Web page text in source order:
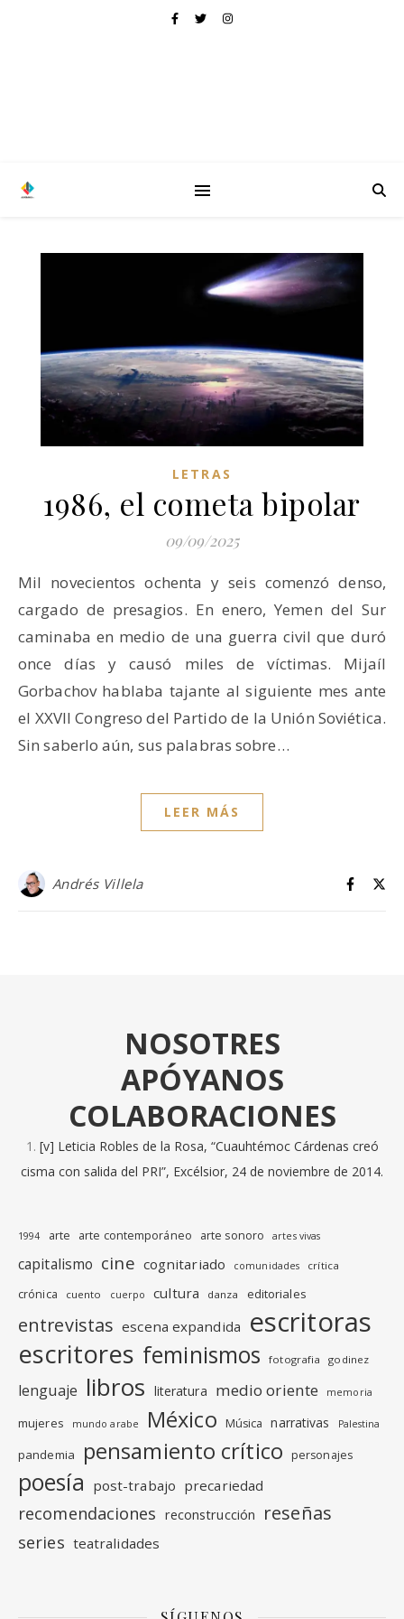
LETRAS
1986, el cometa bipolar
09/09/2025
Mil novecientos ochenta y seis comenzó denso,
cargado de presagios. En enero, Yemen del Sur
caminaba en medio de una guerra civil que duró
once días y causó miles de víctimas. Mijaíl
Gorbachov hablaba tajante al siguiente mes ante
el XXVII Congreso del Partido de la Unión Soviética.
Sin saberlo aún, sus palabras sobre…
LEER MÁS
Andrés Villela
NOSOTRES
APÓYANOS
COLABORACIONES
[v] Leticia Robles de la Rosa, “Cuauhtémoc Cárdenas creó
cisma con salida del PRI”, Excélsior, 24 de noviembre de 2014.
1994 arte arte contemporáneo arte sonoro artes vivas
capitalismo cine cognitariado comunidades crítica
crónica cuento cuerpo cultura danza editoriales
entrevistas escena expandida escritoras
escritores feminismos fotografia godinez
lenguaje libros literatura medio oriente memoria
mujeres mundo arabe México Música narrativas Palestina
pandemia pensamiento crítico personajes
poesía post-trabajo precariedad
recomendaciones reconstrucción reseñas
series teatralidades